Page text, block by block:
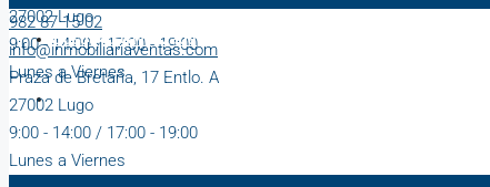
27002 Lugo
9:00 - 14:00 / 17:00 - 19:00
Lunes a Viernes
Búsqueda avanzada
Contacto
982 87 15 02
info@inmobiliariaventas.com
Praza de Bretaña, 17 Entlo. A
27002 Lugo
9:00 - 14:00 / 17:00 - 19:00
Lunes a Viernes